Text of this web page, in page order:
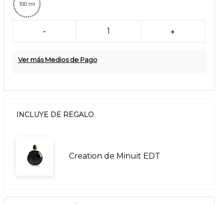
100 ml
- 1 +
Ver más Medios de Pago
INCLUYE DE REGALO
Creation de Minuit EDT